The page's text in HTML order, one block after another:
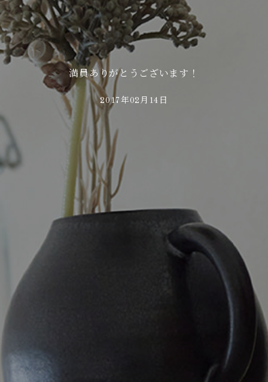
満員ありがとうございます！
2017年02月14日